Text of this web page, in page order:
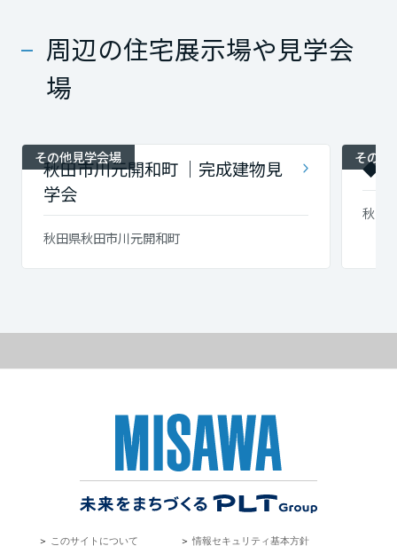
周辺の住宅展示場や見学会
場
その他見学会場
秋田市川元開和町 ｜完成建物見
学会
秋田県秋田市川元開和町
その他
◆川
秋田
＞ このサイトについて ＞情報セキュリティ基本方針